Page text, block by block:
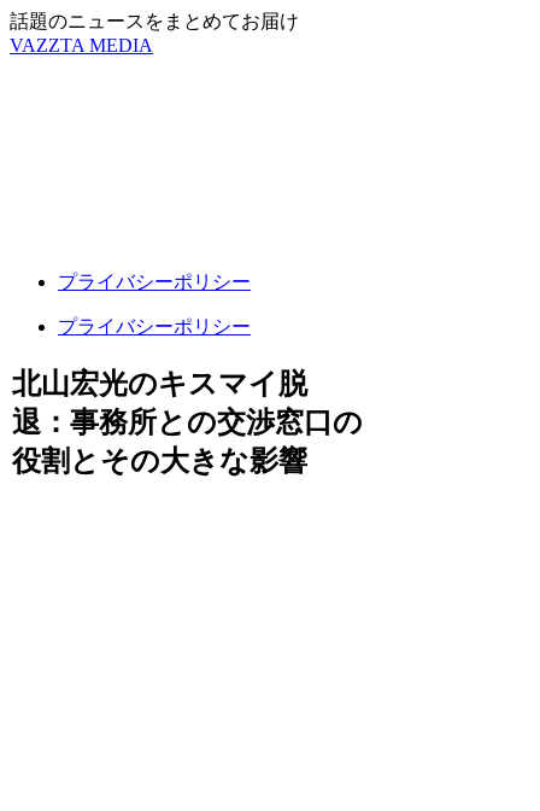
話題のニュースをまとめてお届け
VAZZTA MEDIA
プライバシーポリシー
プライバシーポリシー
北山宏光のキスマイ脱
退：事務所との交渉窓口の
役割とその大きな影響